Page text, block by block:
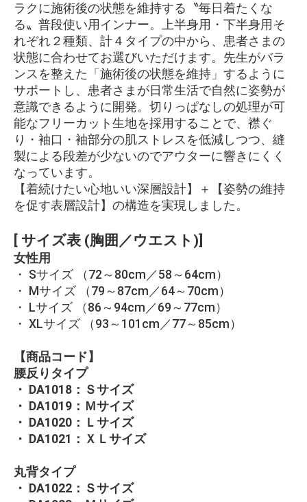
ラクに施術後の状態を維持する〝毎日着たくな
る〟普段使い用インナー。上半身用・下半身用そ
れぞれ２種類、計４タイプの中から、患者さまの
状態に合わせてお選びいただけます。先生がバラ
ンスを整えた「施術後の状態を維持」するように
サポートし、患者さまが日常生活で自然に姿勢が
意識できるように開発。切りっぱなしの処理が可
能なフリーカット生地を採用することで、襟ぐ
り・袖口・袖部分の肌ストレスを低減しつつ、縫
製による段差が少ないのでアウターに響きにくく
なっています。
【着続けたい心地いい深層設計】＋【姿勢の維持
を促す表層設計】の構造を実現しました。
[ サイズ表 (胸囲／ウエスト)]
女性用
・ Sサイズ （72～80cm／58～64cm）
・ Mサイズ （79～87cm／64～70cm）
・ Lサイズ （86～94cm／69～77cm）
・ XLサイズ （93～101cm／77～85cm）
【商品コード】
腰反りタイプ
・ DA1018：Ｓサイズ
・ DA1019：Ｍサイズ
・ DA1020：Ｌサイズ
・ DA1021：ＸＬサイズ
丸背タイプ
・ DA1022：Ｓサイズ